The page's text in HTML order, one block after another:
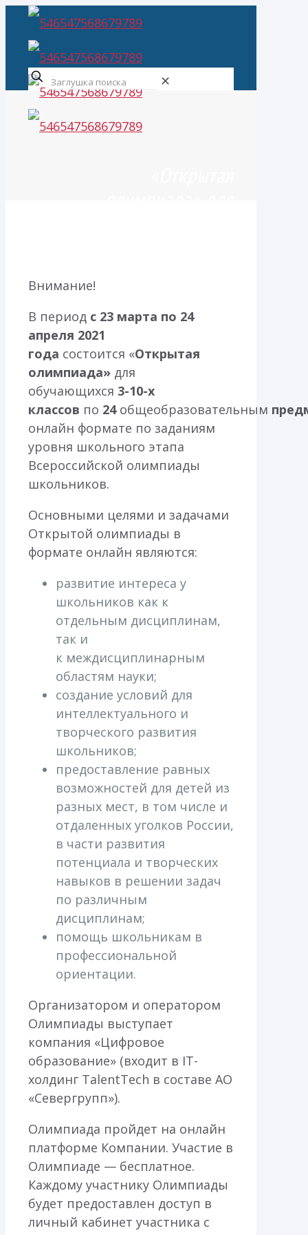
✕
Внимание!
В период с 23 марта по 24
апреля 2021
года состоится «Открытая
олимпиада» для
обучающихся 3-10-х
классов по 24 общеобразовательным
онлайн формате по заданиям
уровня школьного этапа
Всероссийской олимпиады
школьников.
Основными целями и задачами
Открытой олимпиады в
формате онлайн являются:
развитие интереса у
школьников как к
отдельным дисциплинам,
так и
к междисциплинарным
областям науки;
создание условий для
интеллектуального и
творческого развития
школьников;
предоставление равных
возможностей для детей из
разных мест, в том числе и
отдаленных уголков России,
в части развития
потенциала и творческих
навыков в решении задач
по различным
дисциплинам;
помощь школьникам в
профессиональной
ориентации.
Организатором и оператором
Олимпиады выступает
компания «Цифровое
образование» (входит в IT-
холдинг TalentTech в составе АО
«Севергрупп»).
Олимпиада пройдет на онлайн
платформе Компании. Участие в
Олимпиаде — бесплатное.
Каждому участнику Олимпиады
будет предоставлен доступ в
личный кабинет участника с